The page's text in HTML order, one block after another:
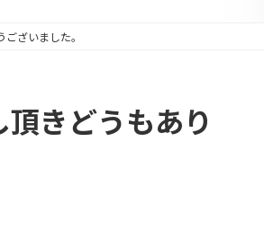
ざいました。
きどうもあり